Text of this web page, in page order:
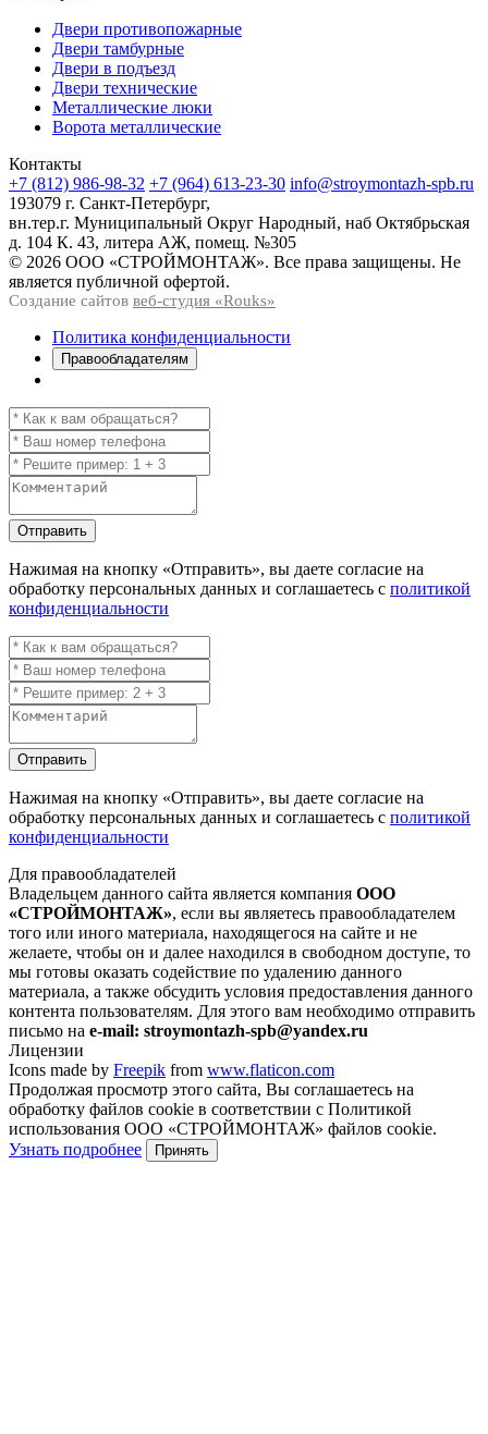
Двери противопожарные
Двери тамбурные
Двери в подъезд
Двери технические
Металлические люки
Ворота металлические
Контакты
+7 (812) 986-98-32 +7 (964) 613-23-30 info@stroymontazh-spb.ru
193079 г. Санкт-Петербург,
вн.тер.г. Муниципальный Округ Народный, наб Октябрьская
д. 104 К. 43, литера АЖ, помещ. №305
© 2026 ООО «СТРОЙМОНТАЖ». Все права защищены. Не
является публичной офертой.
Создание сайтов веб-студия «Rouks»
Политика конфиденциальности
Правообладателям
Отправить
Нажимая на кнопку «Отправить», вы даете согласие на
обработку персональных данных и соглашаетесь с политикой
конфиденциальности
Отправить
Нажимая на кнопку «Отправить», вы даете согласие на
обработку персональных данных и соглашаетесь с политикой
конфиденциальности
Для правообладателей
Владельцем данного сайта является компания ООО
«СТРОЙМОНТАЖ», если вы являетесь правообладателем
того или иного материала, находящегося на сайте и не
желаете, чтобы он и далее находился в свободном доступе, то
мы готовы оказать содействие по удалению данного
материала, а также обсудить условия предоставления данного
контента пользователям. Для этого вам необходимо отправить
письмо на e-mail: stroymontazh-spb@yandex.ru
Лицензии
Icons made by Freepik from www.flaticon.com
Продолжая просмотр этого сайта, Вы соглашаетесь на
обработку файлов cookie в соответствии с Политикой
использования ООО «СТРОЙМОНТАЖ» файлов cookie.
Узнать подробнее
Принять